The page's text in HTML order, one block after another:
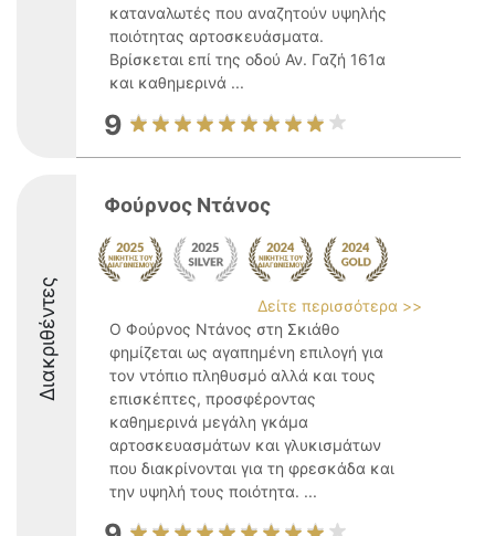
καταναλωτές που αναζητούν υψηλής
ποιότητας αρτοσκευάσματα.
Βρίσκεται επί της οδού Αν. Γαζή 161α
και καθημερινά ...
9
Διακριθέντες
Φούρνος Ντάνος
Δείτε περισσότερα >>
Ο Φούρνος Ντάνος στη Σκιάθο
φημίζεται ως αγαπημένη επιλογή για
τον ντόπιο πληθυσμό αλλά και τους
επισκέπτες, προσφέροντας
καθημερινά μεγάλη γκάμα
αρτοσκευασμάτων και γλυκισμάτων
που διακρίνονται για τη φρεσκάδα και
την υψηλή τους ποιότητα. ...